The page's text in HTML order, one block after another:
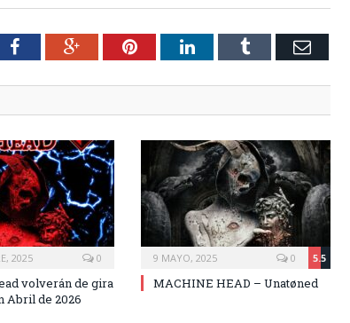
FacebookGoogle+PinterestLinkedInTumblr Email
2025 0
volverán de gira
Abril de 2026
9 MAYO, 2025 5.5
0
MACHINE HEAD – Unatøned